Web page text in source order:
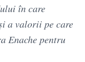
în care
a valorii pe care
Enache pentru